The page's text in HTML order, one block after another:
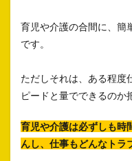
育児や介護の合間に、簡
です。
ただしそれは、ある程度
ピードと量でできるのか
育児や介護は必ずしも時
んし、仕事もどんなトラ